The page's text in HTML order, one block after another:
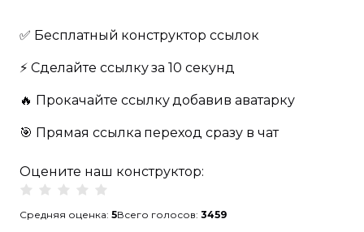
✅ Бесплатный конструктор ссылок
⚡️ Сделайте ссылкуза 10 секунд
🔥️ Прокачайте ссылкудобавив аватарку
🎯 Прямая ссылка переход сразу в чат
Оцените наш конструктор:
Средняя оценка: 5Всего голосов: 3459